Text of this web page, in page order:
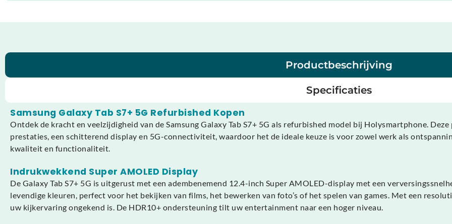
Productbeschrijving
Specificaties
Samsung Galaxy Tab S7+ 5G Refurbished Kopen
Ontdek de kracht en veelzijdigheid van de Samsung Galaxy Tab S7+ 5G als refurbished model bij Holysmartphone.
prestaties, een schitterend display en 5G-connectiviteit, waardoor het de ideale keuze is voor zowel werk als
kwaliteit en functionaliteit.
Indrukwekkend Super AMOLED Display
De Galaxy Tab S7+ 5G is uitgerust met een adembenemend 12.4-inch Super AMOLED-display met een
levendige kleuren, perfect voor het bekijken van films, het bewerken van foto’s of het spelen van games. Met een
uw kijkervaring ongekend is. De HDR10+ ondersteuning tilt uw entertainment naar een hoger niveau.